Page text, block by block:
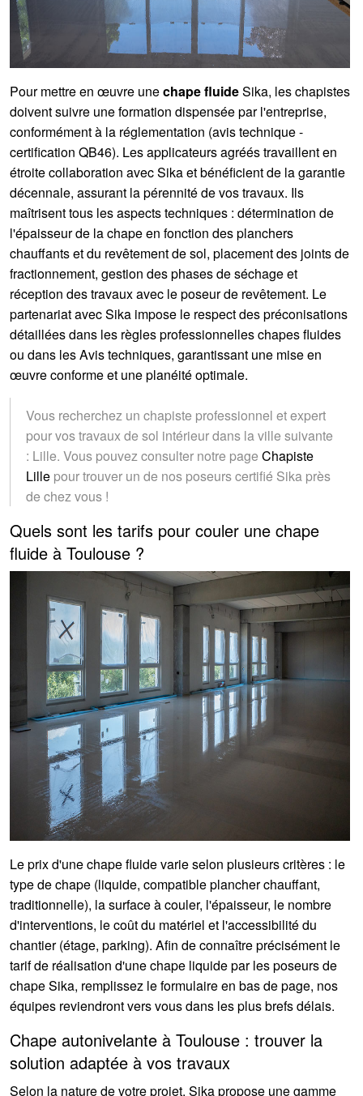
Pour mettre en œuvre unechape fluideSika, les chapistes
doivent suivre une formation dispensée par l'entreprise,
conformément à la réglementation (avis technique -
certification QB46). Les applicateurs agréés travaillent en
étroite collaboration avec Sika et bénéficient de la garantie
décennale, assurant la pérennité de vos travaux. Ils
maîtrisent tous les aspects techniques : détermination de
l'épaisseur de la chape en fonction des planchers
chauffants et du revêtement de sol, placement des joints de
fractionnement, gestion des phases de séchage et
réception des travaux avec le poseur de revêtement. Le
partenariat avec Sika impose le respect des préconisations
détaillées dans les règles professionnelles chapes fluides
ou dans les Avis techniques, garantissant une mise en
œuvre conforme et une planéité optimale.
Vous recherchez un chapiste professionnel et expert
pour vos travaux de sol intérieur dans la ville suivante
: Lille. Vous pouvez consulter notre page Chapiste
Lille pour trouver un de nos poseurs certifié Sika près
de chez vous !
Quels sont les tarifs pour couler une chape
fluide à Toulouse ?
Le prix d'une chape fluide varie selon plusieurs critères : le
type de chape (liquide, compatible plancher chauffant,
traditionnelle), la surface à couler, l'épaisseur, le nombre
d'interventions, le coût du matériel et l'accessibilité du
chantier (étage, parking). Afin de connaître précisément le
tarif de réalisation d'une chape liquide par les poseurs de
chape Sika, remplissez le formulaire en bas de page, nos
équipes reviendront vers vous dans les plus brefs délais.
Chape autonivelante à Toulouse : trouver la
solution adaptée à vos travaux
Selon la nature de votre projet, Sika propose une gamme